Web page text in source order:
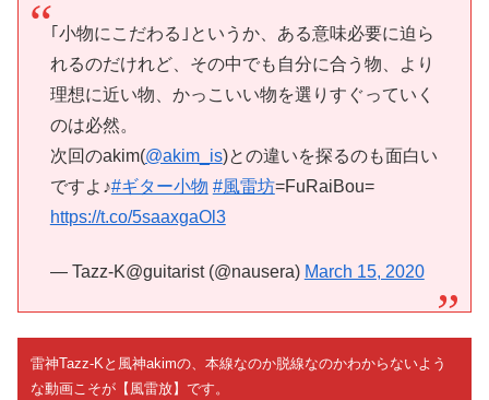
｢小物にこだわる｣というか、ある意味必要に迫ら
れるのだけれど、その中でも自分に合う物、より
理想に近い物、かっこいい物を選りすぐっていく
のは必然。
次回のakim(@akim_is)との違いを探るのも面白い
ですよ♪#ギター小物 #風雷坊=FuRaiBou=
https://t.co/5saaxgaOl3
— Tazz-K@guitarist (@nausera) March 15, 2020
雷神Tazz-Kと風神akimの、本線なのか脱線なのかわからないよう
な動画こそが【風雷放】です。